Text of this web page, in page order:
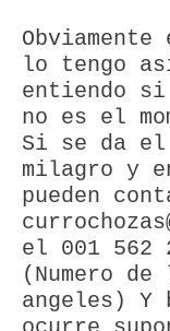
lo tengo
entiendo
no es el
Si se da
milagro y
pueden
el 001 562
(Numero de
angeles) Y